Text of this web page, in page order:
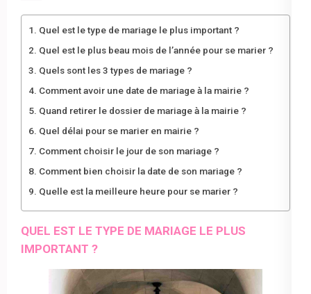
Quel est le type de mariage le plus important ?
Quel est le plus beau mois de l’année pour se marier ?
Quels sont les 3 types de mariage ?
Comment avoir une date de mariage à la mairie ?
Quand retirer le dossier de mariage à la mairie ?
Quel délai pour se marier en mairie ?
Comment choisir le jour de son mariage ?
Comment bien choisir la date de son mariage ?
Quelle est la meilleure heure pour se marier ?
QUEL EST LE TYPE DE MARIAGE LE PLUS
IMPORTANT ?